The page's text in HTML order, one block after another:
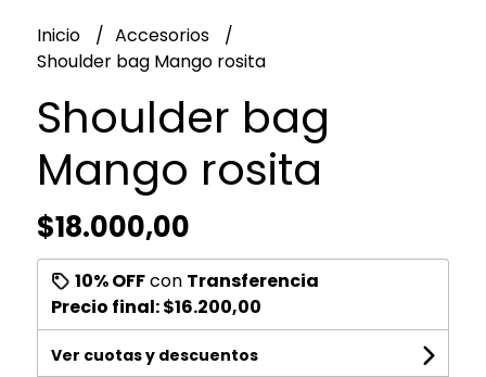
Inicio
Accesorios
Shoulder bag Mango rosita
Shoulder bag
Mango rosita
$18.000,00
10% OFFcon Transferencia
Precio final:$16.200,00
Ver cuotas y descuentos